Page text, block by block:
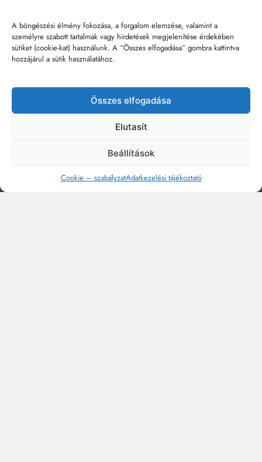
A böngészési élmény fokozása, a forgalom elemzése, valamint a
személyre szabott tartalmak vagy hirdetések megjelenítése érdekében
sütiket (cookie-kat) használunk. A “Összes elfogadása” gombra kattintva
hozzájárul a sütik használatához.
Összes elfogadása
Elutasít
Beállítások
Cookie – szabályzatAdatkezelési tájékoztató